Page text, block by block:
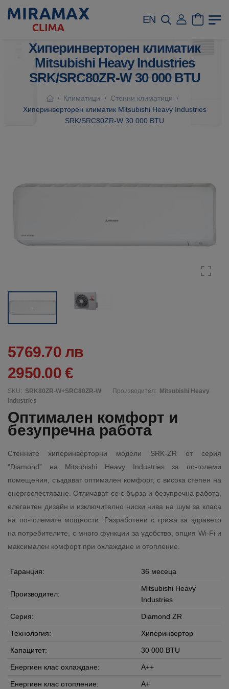
EN
Хиперинверторен климатик
Mitsubishi Heavy Industries
SRK/SRC80ZR-W 30 000 BTU
/ Климатици / Стенни климатици /
Хиперинверторен климатик Mitsubishi Heavy Industries
SRK/SRC80ZR-W 30 000 BTU
5769.70 лв
2950.00 €
SKU: SRK80ZR-W+SRC80ZR-W Производител:
Mitsubishi Heavy
Industries
Оптимален комфорт и
безупречна работа
Стенните хиперинверторни модели SRK-ZR от серия
“Diamond” на Mitsubishi Heavy Industries за по-големи
помещения, създават оптимален комфорт, с висока степен на
енергоспестяване. Отличават се с бърза и безупречна работа,
елегантен дизайн и изключително ниски нива на шум за класа
на по-големите мощности. Разработени с грижа за здравето
на потребителите, с много функции за удобство, опция Wi-Fi и
максимален комфорт при охлаждане и отопление.
Гаранция: 36 месеца
Производител:
Mitsubishi Heavy
Industries
Серия: Diamond ZR
Технология: Хиперинвертор
Капацитет: 30 000 BTU
Енергиен клас охлаждане: A++
Енергиен клас отопление: A+